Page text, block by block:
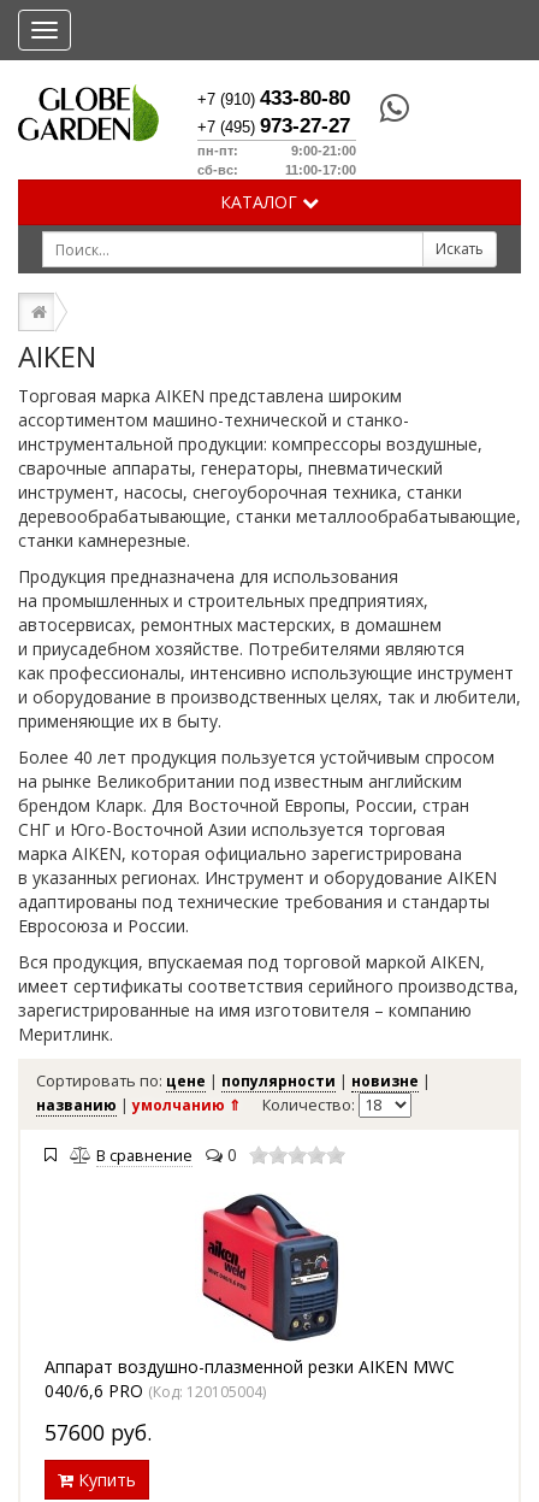
Меню
+7 (910)433-80-80
+7 (495)973-27-27
пн-пт: 9:00-21:00
сб-вс: 11:00-17:00
КАТАЛОГ
AIKEN
Торговая марка AIKEN представлена широким
ассортиментом машино-технической и станко-
инструментальной продукции: компрессоры воздушные,
сварочные аппараты, генераторы, пневматический
инструмент, насосы, снегоуборочная техника, станки
деревообрабатывающие, станки металлообрабатывающие,
станки камнерезные.
Продукция предназначена для использования
на промышленных и строительных предприятиях,
автосервисах, ремонтных мастерских, в домашнем
и приусадебном хозяйстве. Потребителями являются
как профессионалы, интенсивно использующие инструмент
и оборудование в производственных целях, так и любители,
применяющие их в быту.
Более 40 лет продукция пользуется устойчивым спросом
на рынке Великобритании под известным английским
брендом Кларк. Для Восточной Европы, России, стран
СНГ и Юго-Восточной Азии используется торговая
марка AIKEN, которая официально зарегистрирована
в указанных регионах. Инструмент и оборудование AIKEN
адаптированы под технические требования и стандарты
Евросоюза и России.
Вся продукция, впускаемая под торговой маркой AIKEN,
имеет сертификаты соответствия серийного производства,
зарегистрированные на имя изготовителя – компанию
Меритлинк.
Сортировать по: цене | популярности | новизне |
названию |умолчанию ⇑ Количество:
В сравнение 0
Аппарат воздушно-плазменной резки AIKEN MWC
040/6,6 PRO (Код: 120105004)
57600 руб.
Купить